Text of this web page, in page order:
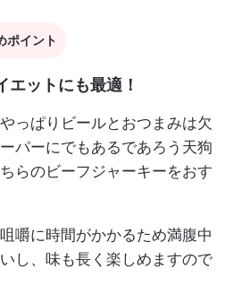
ポイント
エットにも最適！
っぱりビールとおつまみは欠
パーにでもあるであろう天狗
らのビーフジャーキーをおす
嚼に時間がかかるため満腹中
し、味も長く楽しめますので